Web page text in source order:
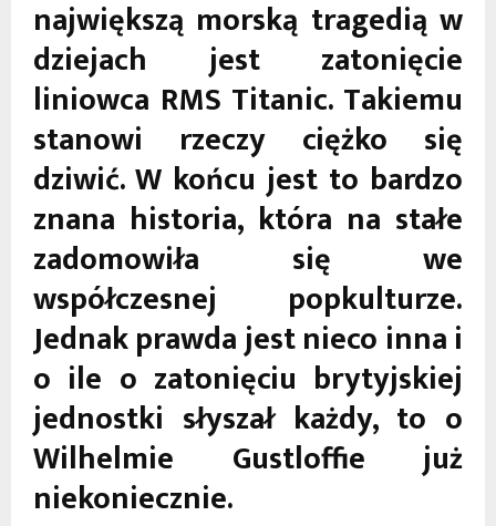
największą morską tragedią w
dziejach jest zatonięcie
liniowca RMS Titanic. Takiemu
stanowi rzeczy ciężko się
dziwić. W końcu jest to bardzo
znana historia, która na stałe
zadomowiła się we
współczesnej popkulturze.
Jednak prawda jest nieco inna i
o ile o zatonięciu brytyjskiej
jednostki słyszał każdy, to o
Wilhelmie Gustloffie już
niekoniecznie.